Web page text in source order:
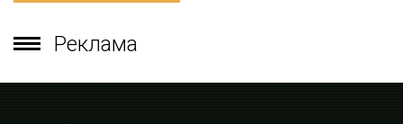
Реклама